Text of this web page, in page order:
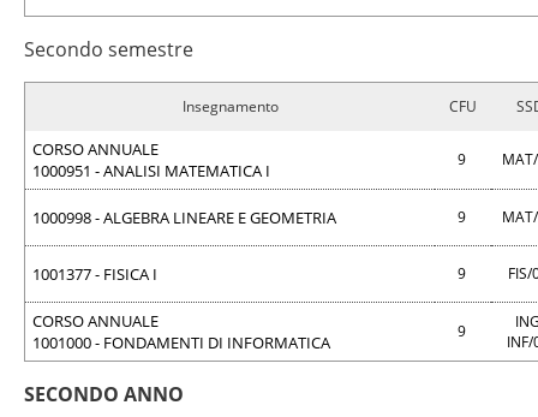
Secondo semestre
Insegnamento CFU
CORSO ANNUALE
1000951 - ANALISI MATEMATICA I
9
1000998 - ALGEBRA LINEARE E GEOMETRIA 9
1001377 - FISICA I 9
CORSO ANNUALE
1001000 - FONDAMENTI DI INFORMATICA
9
SECONDO ANNO